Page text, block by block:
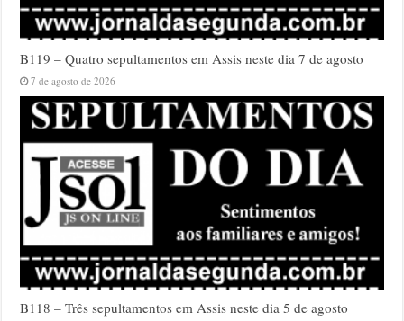
B119 – Quatro sepultamentos em Assis neste dia 7 de agosto
7 de agosto de 2026
B118 – Três sepultamentos em Assis neste dia 5 de agosto